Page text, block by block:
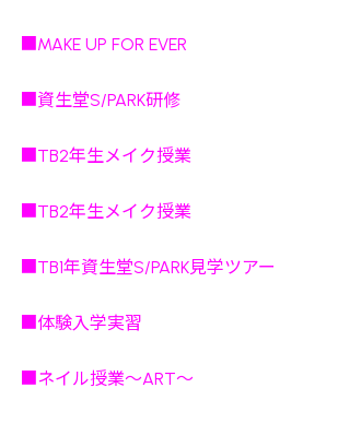
■MAKE UP FOR EVER
■資生堂S/PARK研修
■TB2年生メイク授業
■TB2年生メイク授業
■TB1年資生堂S/PARK見学ツアー
■体験入学実習
■ネイル授業～ART～